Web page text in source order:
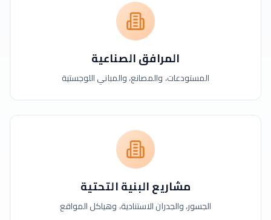
المرافق الصناعية
المستودعات، والمصانع، والمباني اللوجستية
مشاريع البنية التحتية
الجسور، والجدران الاستنادية، وهياكل المواقع